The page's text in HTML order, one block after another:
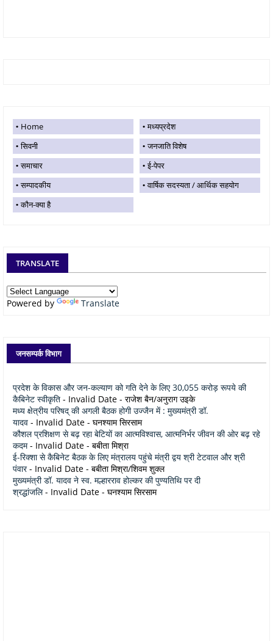
Home
मध्यप्रदेश
सिवनी
जनजाति विशेष
समाचार
ई-पेपर
सम्पादकीय
वार्षिक सदस्यता / आर्थिक सहयोग
कौन-क्या है
TRANSLATE
Powered by Translate
जनसम्पर्क विभाग
प्रदेश के विकास और जन-कल्याण को गति देने के लिए 30,055 करोड़ रूपये की
कैबिनेट स्वीकृति - Invalid Date - राजेश बैन/अनुराग उइके
मध्य क्षेत्रीय परिषद् की अगली बैठक होगी उज्जैन में : मुख्यमंत्री डॉ.
यादव - Invalid Date - घनश्याम सिरसाम
कौशल प्रशिक्षण से बढ़ रहा बेटियों का आत्मविश्वास, आत्मनिर्भर जीवन की ओर बढ़ रहे
कदम- Invalid Date - बबीता मिश्रा
ई-रिक्शा से कैबिनेट बैठक के लिए मंत्रालय पहुंचे मंत्री द्वय श्री टेटवाल और श्री
पंवार- Invalid Date - बबीता मिश्रा/शिवम शुक्ल
मुख्यमंत्री डॉ. यादव ने स्व. मल्हारराव होल्कर की पुण्यतिथि पर दी
श्रद्धांजलि- Invalid Date - घनश्याम सिरसाम